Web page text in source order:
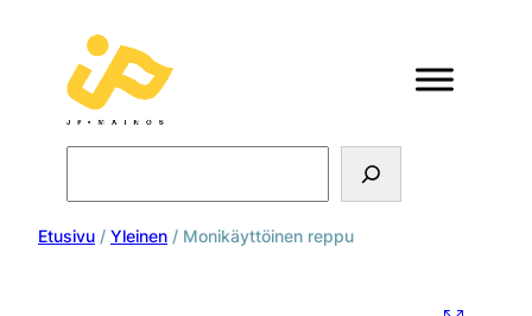
Etusivu / Yleinen / Monikäyttöinen reppu